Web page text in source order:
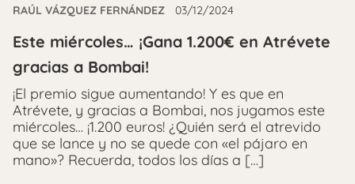
RAÚL VÁZQUEZ FERNÁNDEZ 03/12/2024
Este miércoles… ¡Gana 1.200€ en Atrévete
gracias a Bombai!
¡El premio sigue aumentando! Y es que en
Atrévete, y gracias a Bombai, nos jugamos este
miércoles… ¡1.200 euros! ¿Quién será el atrevido
que se lance y no se quede con «el pájaro en
mano»? Recuerda, todos los días a […]